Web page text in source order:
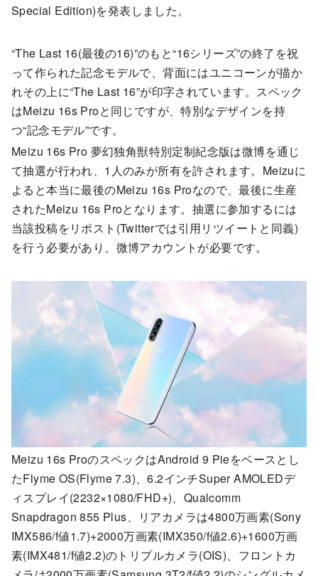
Special Edition)を発表しました。
“The Last 16(最後の16)”のもと“16シリーズ”の終了を祝
って作られた記念モデルで、背面にはユニコーンが描か
れその上に“The Last 16”が印字されています。スペック
はMeizu 16s Proと同じですが、特別なデザインを持
つ“記念モデル”です。
Meizu 16s Pro 夢幻独角獣特別定制紀念版は微博を通じ
て抽選が行われ、1人のみが所有を許されます。Meizuに
よると本当に最後のMeizu 16s Proなので、最後に生産
されたMeizu 16s Proとなります。抽選に参加するには
当該投稿をリポスト(Twitterでは引用リツイートと同義)
を行う必要があり、微博アカウントが必要です。
Meizu 16s ProのスペックはAndroid 9 Pieをベースとし
たFlyme OS(Flyme 7.3)、6.2インチSuper AMOLEDデ
ィスプレイ(2232×1080/FHD+)、Qualcomm
Snapdragon 855 Plus、リアカメラは4800万画素(Sony
IMX586/f値1.7)+2000万画素(IMX350/f値2.6)+1600万画
素(IMX481/f値2.2)のトリプルカメラ(OIS)、フロントカ